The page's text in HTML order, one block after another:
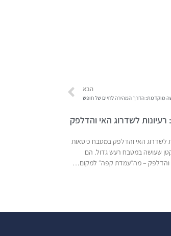
הבא
מוקדמת: הדרך המהירה לחיים של חופש
לשדרוג האי והדלפק
לשדרוג האי והדלפק במטבח כיסאות
שעושה במטבח רעש גדול. הם
והדלפק – מה״עמדת קפה״ למקום…